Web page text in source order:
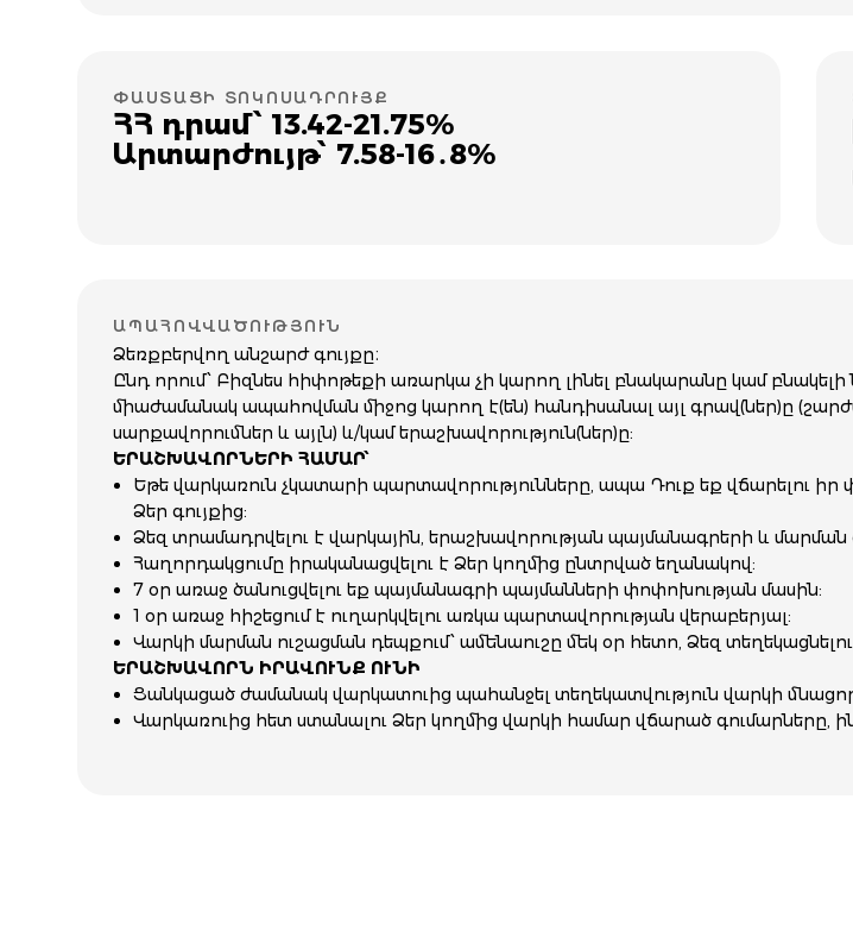
ՓԱՍՏԱՑԻ ՏՈԿՈՍԱԴՐՈՒՅՔ
ՀՀ դրամ՝ 13.42-21.75%
Արտարժույթ՝ 7.58-16․8%
ԱՊԱՀՈՎՎԱԾՈՒԹՅՈՒՆ
Ձեռքբերվող անշարժ գույքը։
Ընդ որում՝ Բիզնես հիփոթեքի առարկա չի կարող լինել բնակարանը կամ
միաժամանակ ապահովման միջոց կարող է(են) հանդիսանալ այլ գրավ(ներ)ը
սարքավորումներ և այլն) և/կամ երաշխավորություն(ներ)ը:
ԵՐԱՇԽԱՎՈՐՆԵՐԻ ՀԱՄԱՐ՝
Եթե վարկառուն չկատարի պարտավորությունները, ապա Դուք եք վճարելու իր
Ձեր գույքից:
Ձեզ տրամադրվելու է վարկային, երաշխավորության պայմանագրերի և
Հաղորդակցումը իրականացվելու է Ձեր կողմից ընտրված եղանակով:
7 օր առաջ ծանուցվելու եք պայմանագրի պայմանների փոփոխության մասին:
1 օր առաջ հիշեցում է ուղարկվելու առկա պարտավորության վերաբերյալ:
Վարկի մարման ուշացման դեպքում՝ ամենաուշը մեկ օր հետո, Ձեզ
ԵՐԱՇԽԱՎՈՐՆ ԻՐԱՎՈՒՆՔ ՈՒՆԻ
Ցանկացած ժամանակ վարկատուից պահանջել տեղեկատվություն վարկի
Վարկառուից հետ ստանալու Ձեր կողմից վարկի համար վճարած գումարները,